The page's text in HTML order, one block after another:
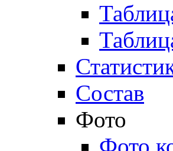
Состав
Фото